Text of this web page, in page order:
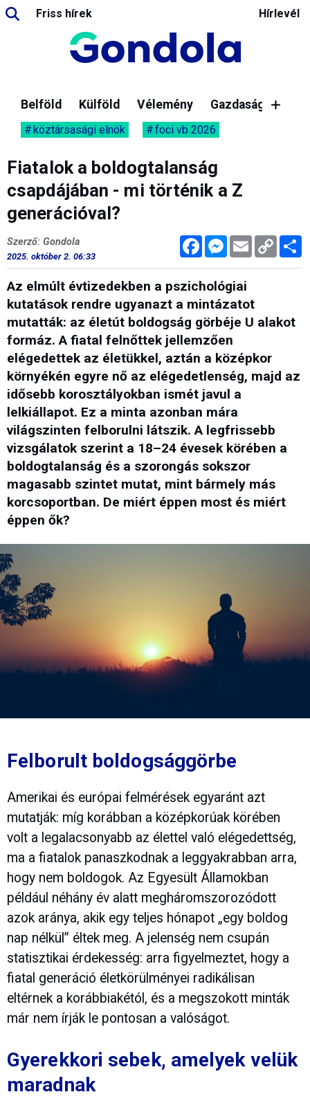
Friss hírek Hírlevél
Belföld Külföld Vélemény Gazdaság
köztársasági elnök foci vb 2026
Fiatalok a boldogtalanság
csapdájában - mi történik a Z
generációval?
FacebookMessenger
Email Copy
Link
Szerző: Gondola
2025. október 2. 06:33
Az elmúlt évtizedekben a pszichológiai
kutatások rendre ugyanazt a mintázatot
mutatták: az életút boldogság görbéje U alakot
formáz. A fiatal felnőttek jellemzően
elégedettek az életükkel, aztán a középkor
környékén egyre nő az elégedetlenség, majd az
idősebb korosztályokban ismét javul a
lelkiállapot. Ez a minta azonban mára
világszinten felborulni látszik. A legfrissebb
vizsgálatok szerint a 18–24 évesek körében a
boldogtalanság és a szorongás sokszor
magasabb szintet mutat, mint bármely más
korcsoportban. De miért éppen most és miért
éppen ők?
Felborult boldogsággörbe
Amerikai és európai felmérések egyaránt azt
mutatják: míg korábban a középkorúak körében
volt a legalacsonyabb az élettel való elégedettség,
ma a fiatalok panaszkodnak a leggyakrabban arra,
hogy nem boldogok. Az Egyesült Államokban
például néhány év alatt megháromszorozódott
azok aránya, akik egy teljes hónapot „egy boldog
nap nélkül” éltek meg. A jelenség nem csupán
statisztikai érdekesség: arra figyelmeztet, hogy a
fiatal generáció életkörülményei radikálisan
eltérnek a korábbiakétól, és a megszokott minták
már nem írják le pontosan a valóságot.
Gyerekkori sebek, amelyek velük
maradnak